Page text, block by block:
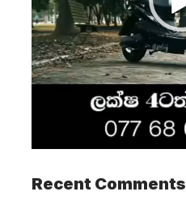
Recent Comments